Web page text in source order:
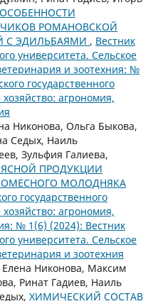
РОМАНОВСКОЙ
С ЭДИЛЬБАЯМИ , Вестник
университета. Сельское
и зоотехния: №
государственного
агрономия,
Никонова, Ольга Быкова,
Седых, Наиль
Зульфия Галиева,
ПРОДУКЦИИ
МОЛОДНЯКА
государственного
агрономия,
№ 1(6) (2024): Вестник
университета. Сельское
и зоотехния
Никонова, Максим
Ринат Гадиев, Наиль
ХИМИЧЕСКИЙ СОСТАВ